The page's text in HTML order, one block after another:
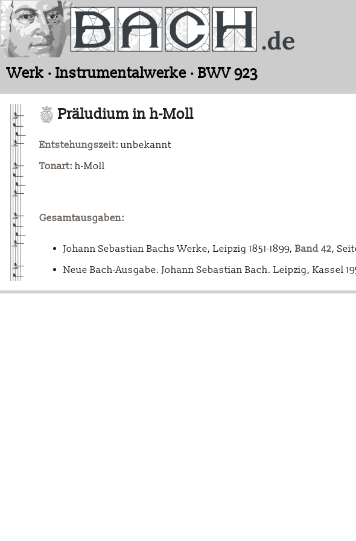
Werk · Instrumentalwerke · BWV 923
Präludium in h-Moll
Entstehungszeit: unbekannt
Tonart: h-Moll
Gesamtausgaben:
Johann Sebastian Bachs Werke, Leipzig 1851-1899, Band 42,
Neue Bach-Ausgabe. Johann Sebastian Bach. Leipzig, Kassel